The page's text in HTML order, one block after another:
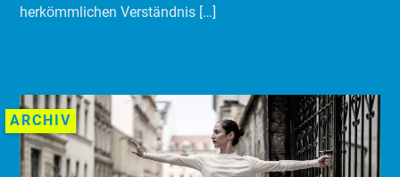
herkömmlichen Verständnis […]
ARCHIV